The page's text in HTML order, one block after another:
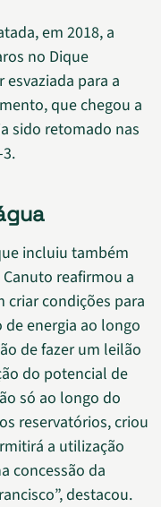
em 2018, a
no Dique
para a
que chegou a
sido retomado nas
incluiu também
reafirmou a
criar condições para
energia ao longo
de fazer um leilão
do potencial de
só ao longo do
reservatórios, criou
a utilização
concessão da
destacou.